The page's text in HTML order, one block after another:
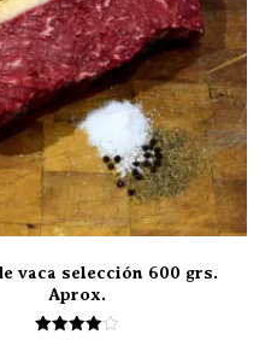
vaca selección 600 grs.
Aprox.